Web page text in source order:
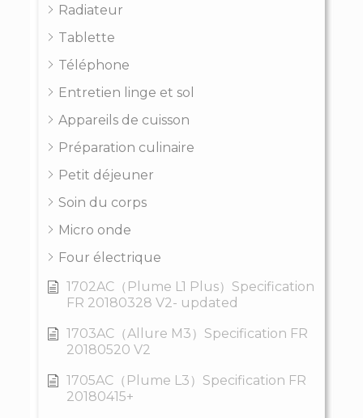
Radiateur
Tablette
Téléphone
Entretien linge et sol
Appareils de cuisson
Préparation culinaire
Petit déjeuner
Soin du corps
Micro onde
Four électrique
1702AC（Plume L1 Plus）Specification
FR 20180328 V2- updated
1703AC（Allure M3）Specification FR
20180520 V2
1705AC（Plume L3）Specification FR
20180415+